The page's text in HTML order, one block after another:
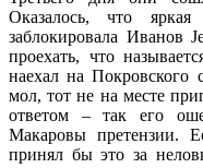
Оказалось, что
заблокировала Иванов
проехать, что
наехал на Покровского
мол, тот не на месте
ответом – так его
Макаровы претензии.
принял бы это за